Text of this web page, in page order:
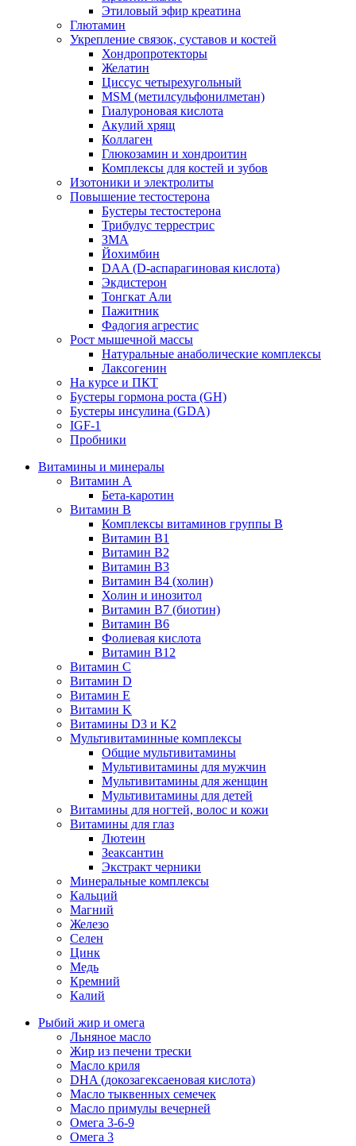
Этиловый эфир креатина
Глютамин
Укрепление связок, суставов и костей
Хондропротекторы
Желатин
Циссус четырехугольный
MSM (метилсульфонилметан)
Гиалуроновая кислота
Акулий хрящ
Коллаген
Глюкозамин и хондроитин
Комплексы для костей и зубов
Изотоники и электролиты
Повышение тестостерона
Бустеры тестостерона
Трибулус террестрис
ЗМА
Йохимбин
DAA (D-аспарагиновая кислота)
Экдистерон
Тонгкат Али
Пажитник
Фадогия агрестис
Рост мышечной массы
Натуральные анаболические комплексы
Лаксогенин
На курсе и ПКТ
Бустеры гормона роста (GH)
Бустеры инсулина (GDA)
IGF-1
Пробники
Витамины и минералы
Витамин A
Бета-каротин
Витамин B
Комплексы витаминов группы B
Витамин B1
Витамин B2
Витамин B3
Витамин B4 (холин)
Холин и инозитол
Витамин B7 (биотин)
Витамин B6
Фолиевая кислота
Витамин B12
Витамин C
Витамин D
Витамин E
Витамин K
Витамины D3 и K2
Мультивитаминные комплексы
Общие мультивитамины
Мультивитамины для мужчин
Мультивитамины для женщин
Мультивитамины для детей
Витамины для ногтей, волос и кожи
Витамины для глаз
Лютеин
Зеаксантин
Экстракт черники
Минеральные комплексы
Кальций
Магний
Железо
Селен
Цинк
Медь
Кремний
Калий
Рыбий жир и омега
Льняное масло
Жир из печени трески
Масло криля
DHA (докозагексаеновая кислота)
Масло тыквенных семечек
Масло примулы вечерней
Омега 3-6-9
Омега 3